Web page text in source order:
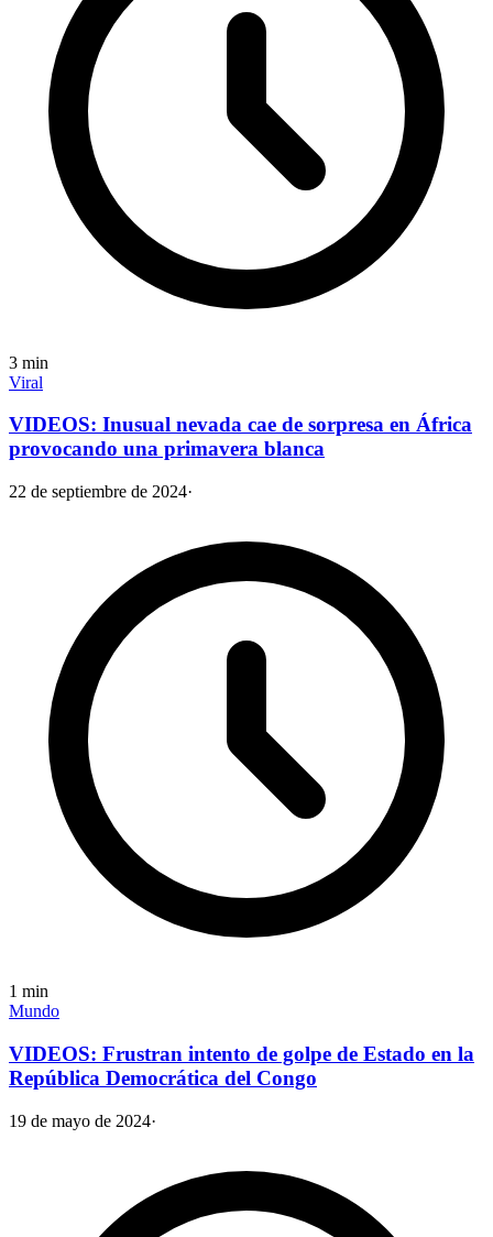
3 min
Viral
VIDEOS: Inusual nevada cae de sorpresa en África
provocando una primavera blanca
22 de septiembre de 2024·
1 min
Mundo
VIDEOS: Frustran intento de golpe de Estado en la
República Democrática del Congo
19 de mayo de 2024·